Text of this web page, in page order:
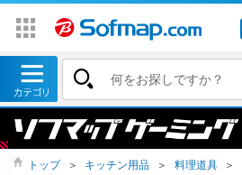
トップ ＞ キッチン用品 ＞ 料理道具 ＞